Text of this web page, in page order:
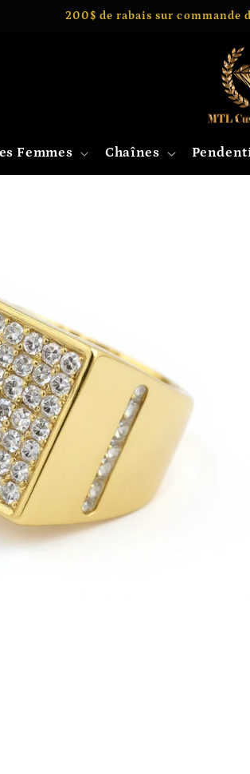
200$ de rabais sur commande
Femmes Chaînes